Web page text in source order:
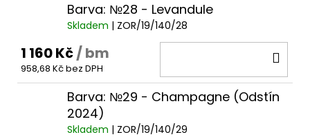
Barva: №28 - Levandule
Skladem | ZOR/19/140/28
1 160 Kč/ bm
958,68 Kč bez DPH
Barva: №29 - Champagne (Odstín
2024)
Skladem | ZOR/19/140/29